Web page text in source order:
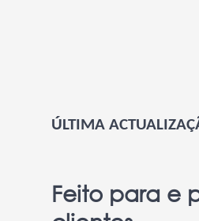
ÚLTIMA
Feito para e